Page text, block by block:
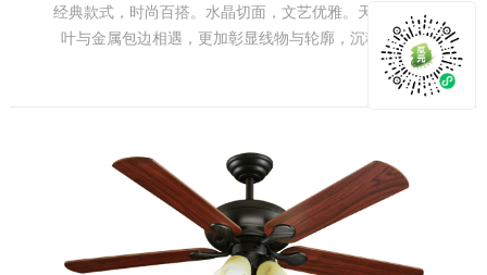
经典款式，时尚百搭。水晶切面，文艺优雅。天然质地扇
叶与金属包边相遇，更加彰显线物与轮廓，沉稳而不喧